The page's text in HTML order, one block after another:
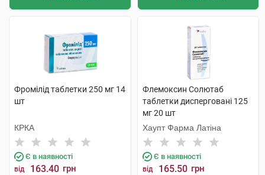
Фромілід таблетки 250 мг 14
шт
КРКА
Є в наявності
від 163.40 грн
Флемоксин Солютаб
таблетки дисперговані 125
мг 20 шт
Хаупт Фарма Латіна
Є в наявності
від 165.50 грн